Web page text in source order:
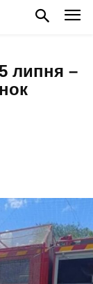
липня –